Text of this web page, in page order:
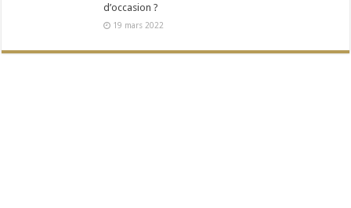
d’occasion ?
19 mars 2022